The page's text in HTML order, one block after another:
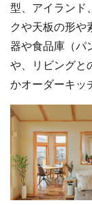
型、アイランド
クや天板の形や
器や食品庫（パ
や、リビングと
かオーダーキッ